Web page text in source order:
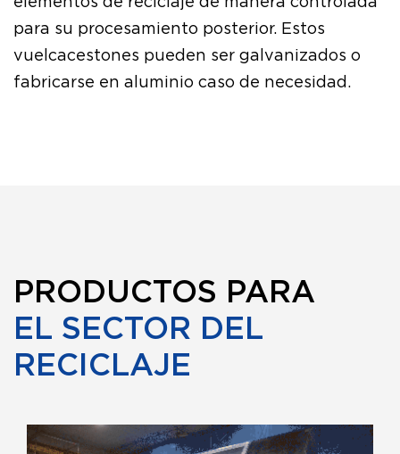
para su procesamiento posterior. Estos
vuelcacestones pueden ser galvanizados o
fabricarse en aluminio caso de necesidad.
PRODUCTOS PARA
EL SECTOR DEL
RECICLAJE